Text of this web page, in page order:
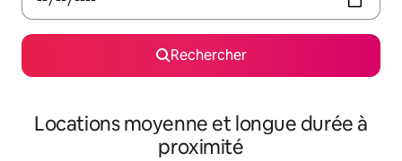
Rechercher
Locations moyenne et longue durée à
proximité